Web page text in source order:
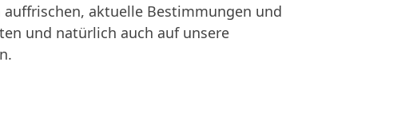
aktuelle Bestimmungen und
und natürlich auch auf unsere